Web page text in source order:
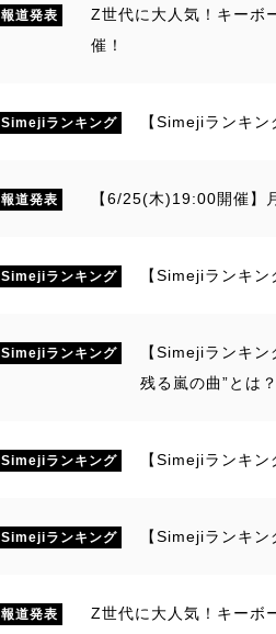
報道発表
Z世代に大人気！キーボ
催！
Simejiランキング 【Simejiランキ
報道発表 【6/25(木)19:00開催】
Simejiランキング 【Simejiランキ
Simejiランキング
【Simejiランキ
残る嵐の曲”とは？
Simejiランキング 【Simejiランキ
Simejiランキング 【Simejiランキ
報道発表
Z世代に大人気！キーボ